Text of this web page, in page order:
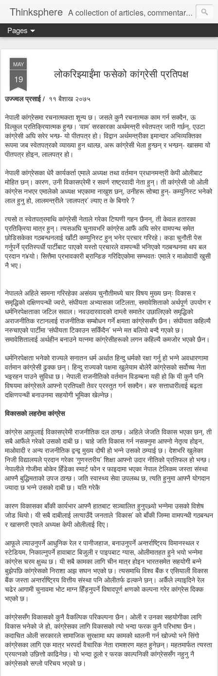
Thinksphere A collection of articles, commentaries, book reviews, rants, poems.
Pages
MAY
19 लोकरिझ्याईंमा फसेको कांग्रेसी प्रतिपक्ष
उज्ज्वल प्रसाई / ११ बैशाख २०७५
नेपाली कांग्रेसमा रचनात्मकता शून्य छ। जसले कुनै रचनात्मक काम गर्न सक्दैन, ऊ
विल्कुल प्रतिक्रियात्मक हुन्छ। ‘वाम’ सरकारका अर्थमन्त्री स्वेतपत्र जारी गर्छन्, एउटा
कांग्रेसी अघि सरेर भन्छ- यो पीतपत्र हो। विद्वान अर्थमन्त्रीका इमान्दार अभिव्यक्तिका
रूपमा जब स्वेतपत्रको व्याख्या हुन थाल्छ, अरू कांग्रेसी भेला हुन्छन् र भन्छन्- खासमा यो
पीतपत्र होइन, लालपत्र हो।
नेपाली कांग्रेसका धेरै कार्यकर्ता एमाले अध्यक्ष तथा वर्तमान प्रधानमन्त्री केपी ओलीबाट
मोहित छन्। कारण, उनी विकासप्रेमी र सवर्ण राष्ट्रवादी नेता हुन्। ती कांग्रेसी जो ओली
कांग्रेस नभएर एमालेको अध्यक्ष भएकामा नाखुश छन्, उनीहरू सोच्दा हुन्- कम्युनिस्ट भनेको
लाल हुनु हो, लालमन्त्रीले ‘लालपत्र’ ल्याए त के बिगारे ?
त्यसो त स्वेतपत्रमाथि कांग्रेसी नेताले गरेका टिप्पणी गहन छैनन्, ती केवल हतारका
प्रतिक्रिया मात्र हुन्। त्यसअघि चुनावभरि कांग्रेस आफैं अघि सरेर वामपन्थ समेत
छोडिसकेका गठबन्धनलाई खाँटी कम्युनिस्ट हुन् भनेर प्रचार गरिरहे। कडा चुनौती पेस
गर्नुपर्ने प्रतिस्पर्धी पार्टीबाट पाएको यस्तो प्रचारले वामपन्थी भनिएको गठबन्धनमा थप बल
प्रदान ग¥यो। सित्तैमा प्रभावकारी ब्रान्डिङ गरिदिएकोमा सम्भवतः एमाले र माओवादी खुसी
नै भए।
नेपालले अहिले सामना गरिरहेका असंख्य चुनौतीमध्ये चार विषय मुख्य छन्ः विकास र
समृद्धिको दक्षिणपन्थी ज्वरो, संघीयता अभ्यासका जटिलता, समावेशिताको अर्थपूर्ण उपयोग र
धर्मनिरपेक्षताका जटिल सवाल। नवउदारवादको दाम्लो समातेर उछालिएको समृद्धिको
अराजनीतिक रटानलाई राजनीतिक सम्बोधन गर्ने क्षमता कांग्रेससँग छैन। संघीयता कहिल्यै
नरुचाएको पार्टीमा ‘संघीयता टिकाउन सकिँदैन’ भन्ने मत बलियो बन्दै गएको छ।
समावेशितालाई अर्थहीन बनाउने यत्नमा कांग्रेसीहरूको लगन कहिल्यै कमजोर भएको छैन।
धर्मनिरपेक्षता भनेको राज्यले सनातन धर्म अर्थात हिन्दु धर्मको रक्षा गर्नु हो भन्ने अवधारणामा
वर्तमान कांग्रेसी ढुक्क छन्। हिन्दु राज्यको पक्षमा खुलेयाम बोलेरै कांग्रेसको सर्वोच्च नेता
भइरहन पाउने सुविधा छ। नेपाली राजनीतिको वर्तमान विडम्बना यही हो कि यी कुनै पनि
विषयमा कांग्रेसले आफ्नो प्रतिपक्षी तेवर प्रस्तुत गर्न सक्दैन। बरु सत्ताधारीलाई बढ्ता
दक्षिणपन्थी बनाउनमा सहयोगी भूमिका खेल्नेछ।
विकासको लहरोमा कांग्रेस
कांग्रेस आफूलाई विकासप्रेमी राजनीतिक दल ठान्छ। अहिले जेजति विकास भएका छन्, ती
सबै आफैंले गरेको उसको दाबी छ। चाहे जति विकास गर्न नसक्नुमा आफ्नो नेतृत्व होइन,
माओवादी र अन्य राजनीतिक द्वन्द्व मुख्य दोषी हो भन्ने उसको ठम्याई छ। देशभरि खुलेका
निजी विद्यालयले प्रदान गरेका ‘गुणस्तरीय’ शिक्षा आफ्नो उदार नीतिको प्रतिफल हो भन्छ।
नेपालीले गोजीमा बोकेर हिँडेका स्मार्ट फोन र फाइदामा भएका नेपाल टेलिकम जस्ता संस्था
आफ्नै बुद्धिमताको उपज ठान्छ। जति स्वास्थ्य सेवा उपलब्ध छ, त्यति हुनुमा आफ्नै योगदान
ज्यादा छ भन्ने उसको दाबी छ। यति गरेकै
कारण विकासका बाँकी कार्यभार आफ्नै हातबाट सञ्चालित हुनुपथ्र्यो भन्नेमा उसको विशेष
जोड थियो। यी सबै दाबीलाई लत्याउँदै जनताले ‘विकास’ को बाँकी जिम्मा वामपन्थी गठबन्धन
र खासगरी एमाले अध्यक्ष केपी ओलीलाई दिए।
आफूले ल्याउनुपर्ने आधुनिक रेल र पानीजहाज, बनाउनुपर्ने अन्तर्राष्ट्रिय विमानस्थल र
स्टेडियम, निकाल्नुपर्ने हावाबाट बिजुली र पाइपबाट ग्यास, ओलीमातहत हुने भयो भन्नेमा
कांग्रेस चरम क्षुब्ध छ। यी सबै कामका लागि चीन मात्र होइन भारतसमेत सहयोगी बन्ने
बुझेपछि कांग्रेसको निराशा अझ सघन भएको छ। त्यसमाथि विश्व बैंक र एसियाली विकास
बैंक जस्ता अन्तर्राष्ट्रिय वित्तीय संस्था पनि ओलीतर्फ ढल्कने छन्। अर्कैले ल्याइदिने रेल
चढेर आगामी चुनावमा भोट माग्न हिँड्नुपर्ने विषादपूर्ण क्षणको कल्पना गरेर कांग्रेस दिक्क
भएको छ।
कांग्रेससँग विकासको कुनै वैकल्पिक परिकल्पना छैन। ओली र उनका सहयोगीका लागि
विकास भनेको जे हो, कांग्रेसका लागि विकासको त्यो भन्दा फरक कुनै परिभाषा छैन।
कदाचित ओली सरकारले सामाजिक सुरक्षामा थप कामको थालनी गर्न खोज्यो भने सिंगो
कांग्रेसका लागि एक मात्र भरपर्दा वैचारिक नेता रामशरण महत हुनेछन्। महतमार्फत त्यस्ता
प्रयत्नको उछित्तो काढिनेछ। यो भन्दा ठूलो र फरक काल्पनिकी कांग्रेससँग नहुनु नै
कांग्रेसको सग्लो परिचय भएको छ।